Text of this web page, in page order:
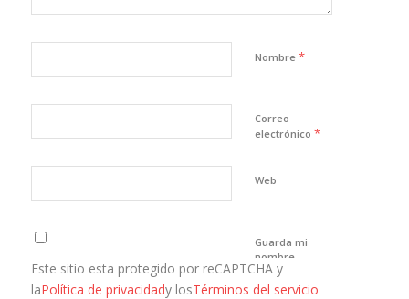
Nombre *
Correo
electrónico *
Web
Guarda mi
nombre,
correo
electrónico y
Este sitio esta protegido por reCAPTCHA y
laPolítica de privacidady losTérminos del servicio